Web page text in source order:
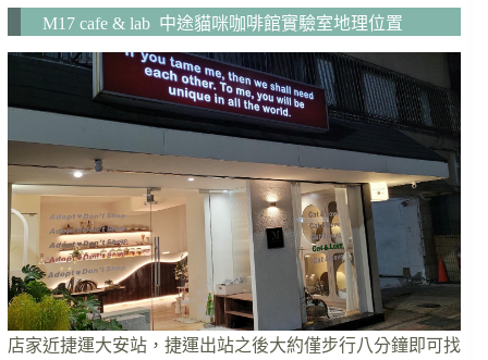
M17 cafe & lab 中途貓咪咖啡館實驗室地理位置
店家近捷運大安站，捷運出站之後大約僅步行八分鐘即可找